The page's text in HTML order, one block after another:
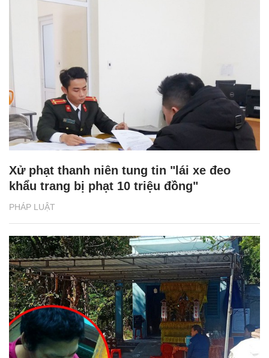
PHÁP LUẬT
Xử phạt thanh niên tung tin "lái xe đeo
khẩu trang bị phạt 10 triệu đồng"